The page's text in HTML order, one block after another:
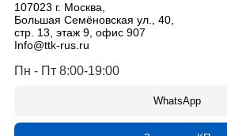
107023 г. Москва,
Большая Семёновская ул., 40,
стр. 13, этаж 9, офис 907
Info@ttk-rus.ru
Пн - Пт 8:00-19:00
WhatsApp